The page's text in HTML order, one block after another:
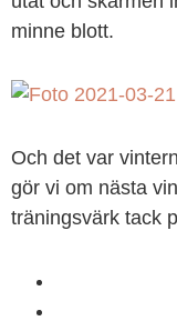
minne blott.
Och det var
gör vi om nästa
träningsvärk tack